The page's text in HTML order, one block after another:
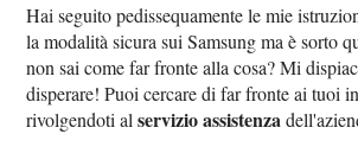
Hai seguito pedissequamente le mie
la modalità sicura sui Samsung ma è sorto
non sai come far fronte alla cosa? Mi
disperare! Puoi cercare di far fronte ai tuoi
rivolgendoti alservizio assistenza